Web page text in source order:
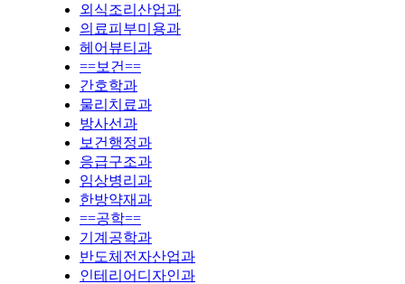
외식조리산업과
의료피부미용과
헤어뷰티과
==보건==
간호학과
물리치료과
방사선과
보건행정과
응급구조과
임상병리과
한방약재과
==공학==
기계공학과
반도체전자산업과
인테리어디자인과